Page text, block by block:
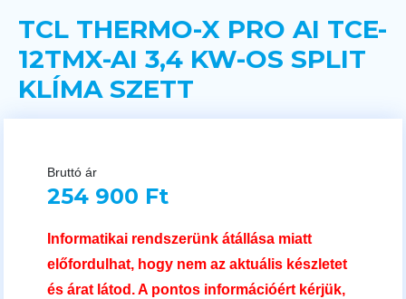
TCL THERMO-X PRO AI TCE-
12TMX-AI 3,4 KW-OS SPLIT
KLÍMA SZETT
Bruttó ár
254 900 Ft
Informatikai rendszerünk átállása miatt
előfordulhat, hogy nem az aktuális készletet
és árat látod. A pontos információért kérjük,